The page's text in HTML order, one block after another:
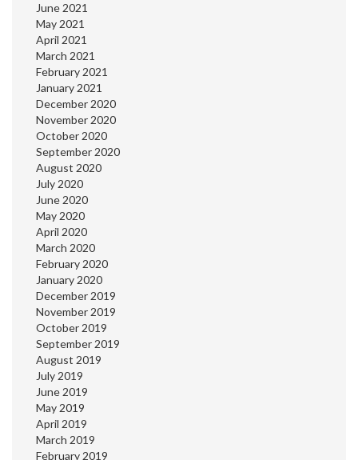
June 2021
May 2021
April 2021
March 2021
February 2021
January 2021
December 2020
November 2020
October 2020
September 2020
August 2020
July 2020
June 2020
May 2020
April 2020
March 2020
February 2020
January 2020
December 2019
November 2019
October 2019
September 2019
August 2019
July 2019
June 2019
May 2019
April 2019
March 2019
February 2019